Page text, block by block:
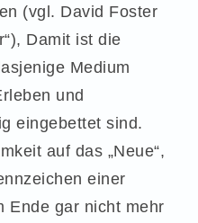
(vgl. David Foster
Damit ist die
Medium
und
eingebettet sind.
auf das „Neue“,
einer
Ende gar nicht mehr